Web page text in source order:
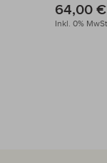
64,00 €
Inkl. 0% MwSt.,